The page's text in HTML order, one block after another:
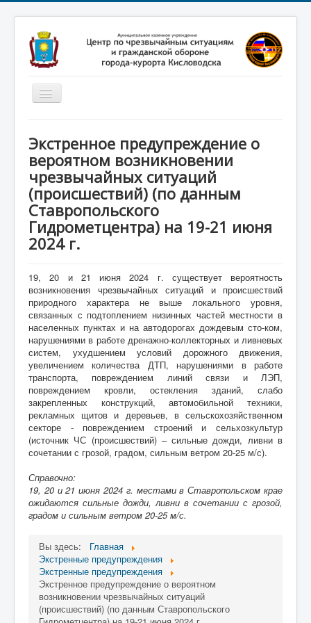
Включить/
выключить
Новости
Законодательство
Обучение населения
Профилактика терроризма
Фотоматериалы
Экстренное предупреждение о
вероятном возникновении
чрезвычайных ситуаций
(происшествий) (по данным
Ставропольского
Гидрометцентра) на 19-21 июня
2024 г.
19, 20 и 21 июня 2024 г. существует вероятность
возникновения чрезвычайных ситуаций и происшествий
природного характера не выше локального уровня,
связанных с подтоплением низинных частей местности в
населенных пунктах и на автодорогах дождевым сто-ком,
нарушениями в работе дренажно-коллекторных и ливневых
систем, ухудшением условий дорожного движения,
увеличением количества ДТП, нарушениями в работе
транспорта, повреждением линий связи и ЛЭП,
повреждением кровли, остекления зданий, слабо
закрепленных конструкций, автомобильной техники,
рекламных щитов и деревьев, в сельскохозяйственном
секторе - повреждением строений и сельхозкультур
(источник ЧС (происшествий) – сильные дожди, ливни в
сочетании с грозой, градом, сильным ветром 20-25 м/с).
Справочно:
19, 20 и 21 июня 2024 г. местами в Ставропольском крае
ожидаются сильные дожди, ливни в сочетании с грозой,
градом и сильным ветром 20-25 м/с.
Вы здесь:
Главная
Экстренные предупреждения
Экстренные предупреждения
Экстренное предупреждение о вероятном
возникновении чрезвычайных ситуаций
(происшествий) (по данным Ставропольского